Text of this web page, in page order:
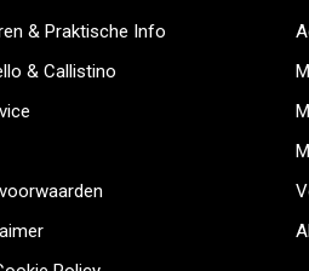
& Praktische Info
& Callistino